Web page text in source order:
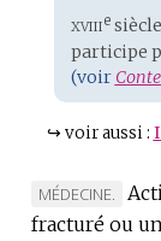
:
xviiie
participe
(voir
↪ voir aussi :
MARQUE
DE
MÉDECINE.
fracturé ou